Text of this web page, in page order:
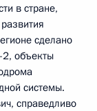
в стране,
сделано
объекты
системы.
справедливо